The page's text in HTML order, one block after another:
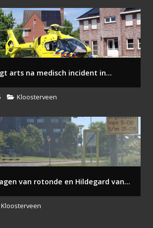
arts na medisch incident in...
Kloosterveen
van rotonde en Hildegard van...
Kloosterveen